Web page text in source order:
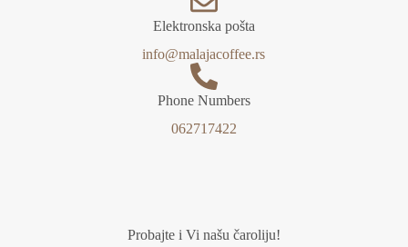
Elektronska pošta
info@malajacoffee.rs
Phone Numbers
062717422
Probajte i Vi našu čaroliju!